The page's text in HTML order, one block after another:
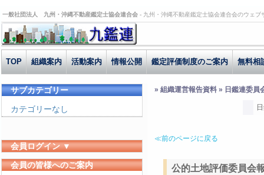
一般社団法人 九州・沖縄不動産鑑定士協会連合会 - 九州・沖縄不動産鑑定士協会連合会のウェ
TOP 組織案内 活動案内 情報公開 鑑定評価制度のご案内 無料相
» 組織運営報告資料 » 日鑑連委員
≪前のページに戻る
公的土地評価委員会
サブカテゴリー
カテゴリーなし
会員ログイン ▼
ユーザーID
会員の皆様へのご案内